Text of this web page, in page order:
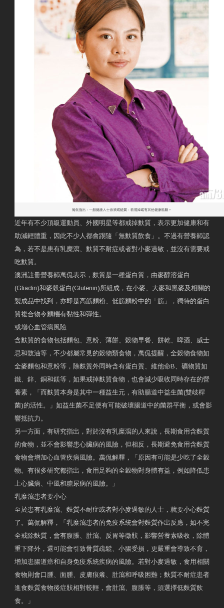
近年有不少頂級運動員、外國明星等都戒掉麩質，表示更加健康和有
助減輕體重，因此不少人都會跟隨「無麩質飲食」。不過有營養師認
為，若不是患有乳糜瀉、麩質不耐症或者對小麥過敏，並沒有需要戒
吃麩質。
澳洲註冊營養師萬侃表示，麩質是一種蛋白質，由麥醇溶蛋白
(Gliadin)和麥穀蛋白(Glutenin)所組成，在小麥、大麥和黑麥及相關的
製成品中找到，亦即是高筋麵粉、低筋麵粉中的「筋」，獨特的蛋白
質複合物令麵糰有黏性和彈性。
或增心血管病風險
含麩質的食物包括麵包、意粉、薄餅、穀物早餐、餅乾、啤酒、威士
忌和豉油等，不少都屬常見的穀物類食物，萬侃提醒，全穀物食物如
全麥麵包和意粉等，除麩質外同時含有蛋白質、維他命B、礦物質如
鐵、鋅、銅和鎂等，如果戒掉麩質食物，也會減少吸收同時存在的營
養素，「而麩質本身是其中一種益生元，有助腸道中益生菌(雙歧桿
菌)的活性。」如益生菌不足便有可能破壞腸道中的菌群平衡，或會影
響抵抗力。
另一方面，有研究指出，對於沒有乳糜瀉的人來說，長期食用含麩質
的食物，並不會影響患心臟病的風險，但相反，長期避免食用含麩質
食物會增加心血管疾病風險。萬侃解釋，「原因有可能是少吃了全穀
物。有很多研究都指出，食用足夠的全穀物對身體有益，例如降低患
上心臟病、中風和糖尿病的風險。」
乳糜瀉患者要小心
至於患有乳糜瀉、麩質不耐症或者對小麥過敏的人士，就要小心麩質
了。萬侃解釋，「乳糜瀉患者的免疫系統會對麩質作出反應，如不完
全戒除麩質，會有腹脹、肚瀉、反胃等徵狀，影響營養素吸收，除體
重下降外，還可能會引致骨質疏鬆、小腸受損，更嚴重會導致不育，
增加患腸道癌和自身免疫系統疾病的風險。若對小麥過敏，食用相關
食物則會口腫、面腫、皮膚痕癢、肚瀉和呼吸困難；麩質不耐症患者
進食麩質食物後症狀相對較輕，會肚瀉、腹脹等，須選擇低麩質飲
食。」